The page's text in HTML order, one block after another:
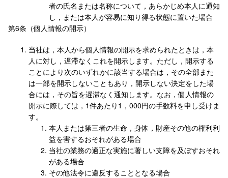
者の氏名または名称について，あらかじめ本人に通知
し，または本人が容易に知り得る状態に置いた場合
第6条（個人情報の開示）
当社は，本人から個人情報の開示を求められたときは，本
人に対し，遅滞なくこれを開示します。ただし，開示する
ことにより次のいずれかに該当する場合は，その全部また
は一部を開示しないこともあり，開示しない決定をした場
合には，その旨を遅滞なく通知します。なお，個人情報の
開示に際しては，1件あたり1，000円の手数料を申し受けま
す。
本人または第三者の生命，身体，財産その他の権利利
益を害するおそれがある場合
当社の業務の適正な実施に著しい支障を及ぼすおそれ
がある場合
その他法令に違反することとなる場合